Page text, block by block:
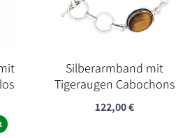
Silberarmband mit
Tigeraugen Cabochons
122,00€